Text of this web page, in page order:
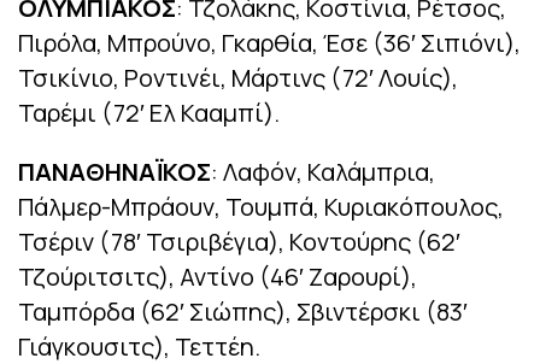
ΟΛΥΜΠΙΑΚΟΣ: Τζολάκης, Κοστίνια, Ρέτσος,
Πιρόλα, Μπρούνο, Γκαρθία, Έσε (36′ Σιπιόνι),
Τσικίνιο, Ροντινέι, Μάρτινς (72′ Λουίς),
Ταρέμι (72′ Ελ Κααμπί).
ΠΑΝΑΘΗΝΑΪΚΟΣ: Λαφόν, Καλάμπρια,
Πάλμερ-Μπράουν, Τουμπά, Κυριακόπουλος,
Τσέριν (78′ Τσιριβέγια), Κοντούρης (62′
Τζούριτσιτς), Αντίνο (46′ Ζαρουρί),
Ταμπόρδα (62′ Σιώπης), Σβιντέρσκι (83′
Γιάγκουσιτς), Τεττέη.